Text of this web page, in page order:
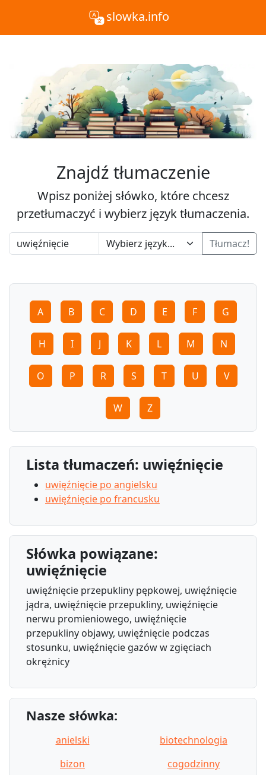
slowka.info
Znajdź tłumaczenie
Wpisz poniżej słówko, które chcesz
przetłumaczyć i wybierz język tłumaczenia.
Tłumacz!
A B C D E F G
H I J K L M N
O P R S T U V
W Z
Lista tłumaczeń: uwięźnięcie
uwięźnięcie po angielsku
uwięźnięcie po francusku
Słówka powiązane:
uwięźnięcie
uwięźnięcie przepukliny pępkowej, uwięźnięcie
jądra, uwięźnięcie przepukliny, uwięźnięcie
nerwu promieniowego, uwięźnięcie
przepukliny objawy, uwięźnięcie podczas
stosunku, uwięźnięcie gazów w zgięciach
okrężnicy
Nasze słówka:
anielski
biotechnologia
bizon
cogodzinny